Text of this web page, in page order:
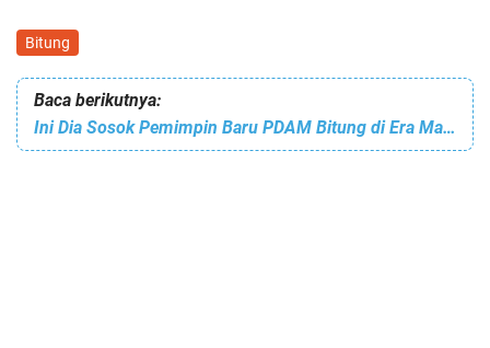
Bitung
Baca berikutnya:
Ini Dia Sosok Pemimpin Baru PDAM Bitung di Era Maurits-Hengky